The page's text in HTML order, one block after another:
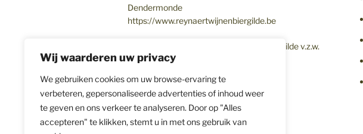
Wij waarderen uw privacy
We gebruiken cookies om uw browse-ervaring te
verbeteren, gepersonaliseerde advertenties of inhoud weer
te geven en ons verkeer te analyseren. Door op "Alles
accepteren" te klikken, stemt u in met ons gebruik van
Dendermonde
https://www.reynaertwijnenbiergilde.be
Copyright 2026 – Reynaert Wijn- en Biergilde v.z.w.